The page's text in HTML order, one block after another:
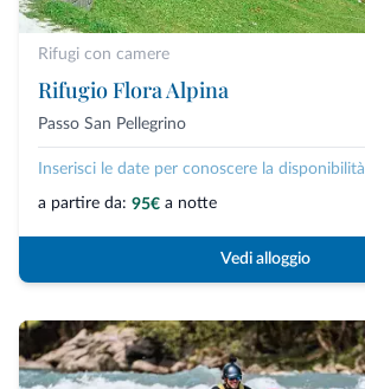
Rifugi con camere
Rifugio Flora Alpina
Passo San Pellegrino
Inserisci le date per conoscere la disponibilità
a partire da: 95€ a notte
Vedi alloggio